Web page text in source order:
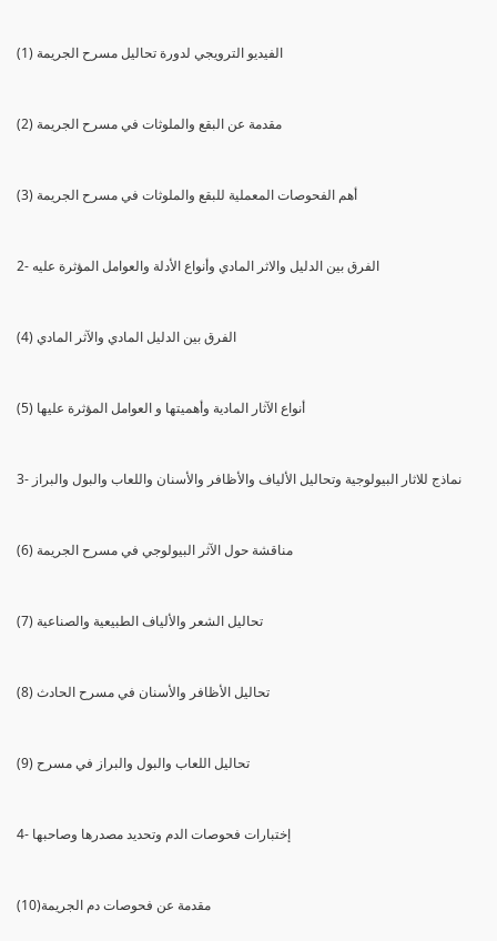
(1) الفيديو الترويجي لدورة تحاليل مسرح الجريمة
(2) مقدمة عن البقع والملوثات في مسرح الجريمة
(3) أهم الفحوصات المعملية للبقع والملوثات في مسرح الجريمة
2- الفرق بين الدليل والاثر المادي وأنواع الأدلة والعوامل المؤثرة عليه
(4) الفرق بين الدليل المادي والآثر المادي
(5) أنواع الآثار المادية وأهميتها و العوامل المؤثرة عليها
3- نماذج للاثار البيولوجية وتحاليل الألياف والأظافر والأسنان واللعاب والبول والبراز
(6) مناقشة حول الآثر البيولوجي في مسرح الجريمة
(7) تحاليل الشعر والألياف الطبيعية والصناعية
(8) تحاليل الأظافر والأسنان في مسرح الحادث
(9) تحاليل اللعاب والبول والبراز في مسرح
4- إختبارات فحوصات الدم وتحديد مصدرها وصاحبها
(10)مقدمة عن فحوصات دم الجريمة